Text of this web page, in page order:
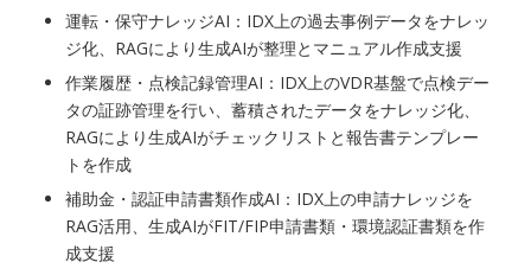
運転・保守ナレッジAI：IDX上の過去事例データをナレッ
ジ化、RAGにより生成AIが整理とマニュアル作成支援
作業履歴・点検記録管理AI：IDX上のVDR基盤で点検デー
タの証跡管理を行い、蓄積されたデータをナレッジ化、
RAGにより生成AIがチェックリストと報告書テンプレー
トを作成
補助金・認証申請書類作成AI：IDX上の申請ナレッジを
RAG活用、生成AIがFIT/FIP申請書類・環境認証書類を作
成支援